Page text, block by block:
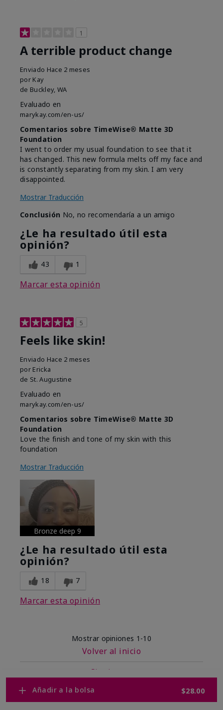
Añadir a la bolsa $28.00
1
A terrible product change
Enviado Hace 2 meses
por Kay
de Buckley, WA
Evaluado en
marykay.com/en-us/
Comentarios sobre TimeWise® Matte 3D
Foundation
I went to order my usual foundation to see that it
has changed. This new formula melts off my face and
is constantly separating from my skin. I am very
disappointed.
Mostrar Traducción
Conclusión No, no recomendaría a un amigo
¿Le ha resultado útil esta
opinión?
43 1
Marcar esta opinión
5
Feels like skin!
Enviado Hace 2 meses
por Ericka
de St. Augustine
Evaluado en
marykay.com/en-us/
Comentarios sobre TimeWise® Matte 3D
Foundation
Love the finish and tone of my skin with this
foundation
Mostrar Traducción
Bronze deep 9
¿Le ha resultado útil esta
opinión?
18 7
Marcar esta opinión
Mostrar opiniones 1-10
Volver al inicio
Siguiente